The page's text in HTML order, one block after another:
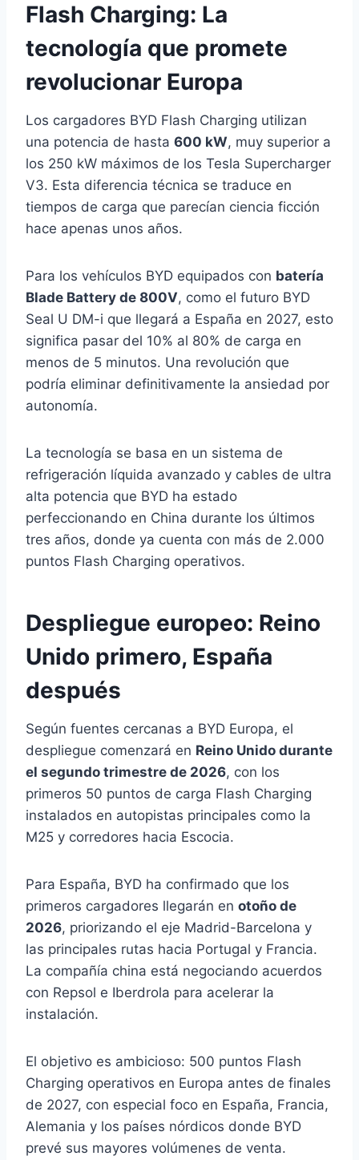
Flash Charging: La
tecnología que promete
revolucionar Europa
Los cargadores BYD Flash Charging utilizan
una potencia de hasta 600 kW, muy superior a
los 250 kW máximos de los Tesla Supercharger
V3. Esta diferencia técnica se traduce en
tiempos de carga que parecían ciencia ficción
hace apenas unos años.
Para los vehículos BYD equipados con batería
Blade Battery de 800V, como el futuro BYD
Seal U DM-i que llegará a España en 2027, esto
significa pasar del 10% al 80% de carga en
menos de 5 minutos. Una revolución que
podría eliminar definitivamente la ansiedad por
autonomía.
La tecnología se basa en un sistema de
refrigeración líquida avanzado y cables de ultra
alta potencia que BYD ha estado
perfeccionando en China durante los últimos
tres años, donde ya cuenta con más de 2.000
puntos Flash Charging operativos.
Despliegue europeo: Reino
Unido primero, España
después
Según fuentes cercanas a BYD Europa, el
despliegue comenzará en Reino Unido durante
el segundo trimestre de 2026, con los
primeros 50 puntos de carga Flash Charging
instalados en autopistas principales como la
M25 y corredores hacia Escocia.
Para España, BYD ha confirmado que los
primeros cargadores llegarán en otoño de
2026, priorizando el eje Madrid-Barcelona y
las principales rutas hacia Portugal y Francia.
La compañía china está negociando acuerdos
con Repsol e Iberdrola para acelerar la
instalación.
El objetivo es ambicioso: 500 puntos Flash
Charging operativos en Europa antes de finales
de 2027, con especial foco en España, Francia,
Alemania y los países nórdicos donde BYD
prevé sus mayores volúmenes de venta.